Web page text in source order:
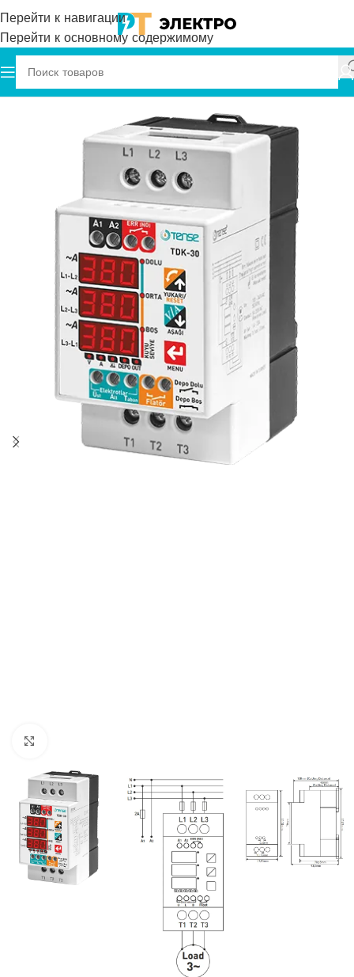
Перейти к навигации
Перейти к основному содержимому
Главная Tense